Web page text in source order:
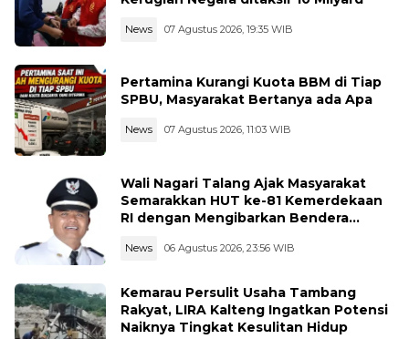
News 07 Agustus 2026, 19:35 WIB
Pertamina Kurangi Kuota BBM di Tiap
SPBU, Masyarakat Bertanya ada Apa
News 07 Agustus 2026, 11:03 WIB
Wali Nagari Talang Ajak Masyarakat
Semarakkan HUT ke-81 Kemerdekaan
RI dengan Mengibarkan Bendera
News 06 Agustus 2026, 23:56 WIB
Kemarau Persulit Usaha Tambang
Rakyat, LIRA Kalteng Ingatkan Potensi
Naiknya Tingkat Kesulitan Hidup